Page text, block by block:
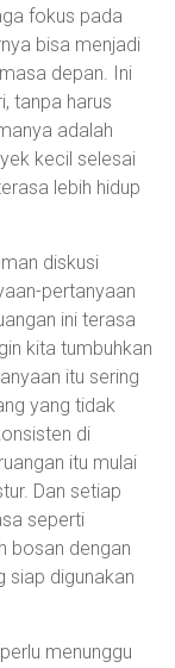
fokus pada
bisa menjadi
depan. Ini
tanpa harus
adalah
kecil selesai
lebih hidup
diskusi
pertanyaan
ini terasa
kita tumbuhkan
itu sering
yang tidak
di
itu mulai
Dan setiap
seperti
bosan dengan
siap digunakan
menunggu